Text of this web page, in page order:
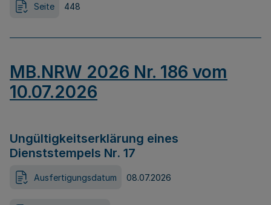
Seite 448
MB.NRW 2026 Nr. 186 vom
10.07.2026
Ungültigkeitserklärung eines
Dienststempels Nr. 17
Ausfertigungsdatum 08.07.2026